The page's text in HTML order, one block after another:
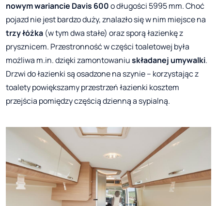
nowym wariancie Davis 600o długości 5995 mm. Choć
pojazd nie jest bardzo duży, znalazło się w nim miejsce na
trzy łóżka (w tym dwa stałe) oraz sporą łazienkę z
prysznicem. Przestronność w części toaletowej była
możliwa m.in. dzięki zamontowaniuskładanej umywalki.
Drzwi do łazienki są osadzone na szynie – korzystając z
toalety powiększamy przestrzeń łazienki kosztem
przejścia pomiędzy częścią dzienną a sypialną.